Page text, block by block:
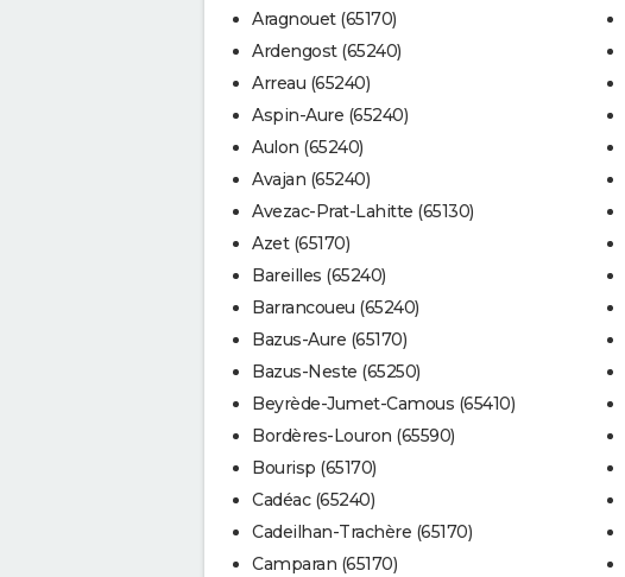
Aragnouet (65170)
Ardengost (65240)
Arreau (65240)
Aspin-Aure (65240)
Aulon (65240)
Avajan (65240)
Avezac-Prat-Lahitte (65130)
Azet (65170)
Bareilles (65240)
Barrancoueu (65240)
Bazus-Aure (65170)
Bazus-Neste (65250)
Beyrède-Jumet-Camous (65410)
Bordères-Louron (65590)
Bourisp (65170)
Cadéac (65240)
Cadeilhan-Trachère (65170)
Camparan (65170)